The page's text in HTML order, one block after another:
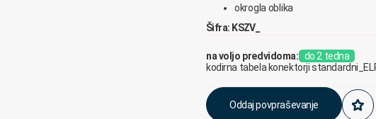
okrogla oblika
Šifra: KSZV_
na voljo predvidoma: do 2 tedna
kodirna tabela konektorji
Oddaj povpraševanje